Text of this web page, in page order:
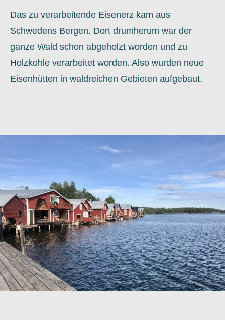
Das zu verarbeitende Eisenerz kam aus
Schwedens Bergen. Dort drumherum war der
ganze Wald schon abgeholzt worden und zu
Holzkohle verarbeitet worden. Also wurden neue
Eisenhütten in waldreichen Gebieten aufgebaut.